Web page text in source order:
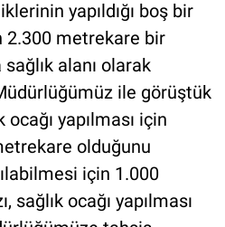
yapıldığı boş bir
2.300 metrekare bir
alanı olarak
ile görüştük
yapılması için
olduğunu
için 1.000
sağlık ocağı yapılması